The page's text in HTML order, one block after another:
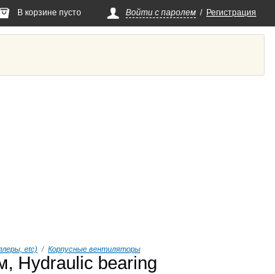
В корзине пусто Войти с паролем / Регистрация
etc) / Корпусные вентиляторы
Hydraulic bearing